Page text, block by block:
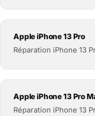
Apple iPhone 13 Pro
Réparation iPhone 13
Apple iPhone 13 Pro
Réparation iPhone 13